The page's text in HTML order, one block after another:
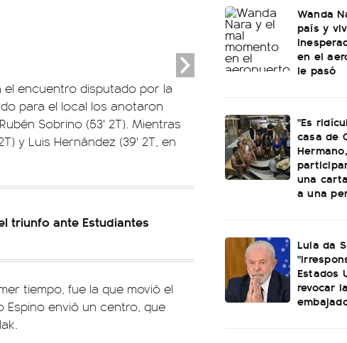
encuentro disputado por la
para el local los anotaron
Sobrino (53' 2T). Mientras
y Luis Hernández (39' 2T, en
triunfo ante Estudiantes
tiempo, fue la que movió el
Espino envió un centro, que
Wanda
país y
en el
le pasó
"Es
casa de
una
a una
Lula da
Estados
revocar